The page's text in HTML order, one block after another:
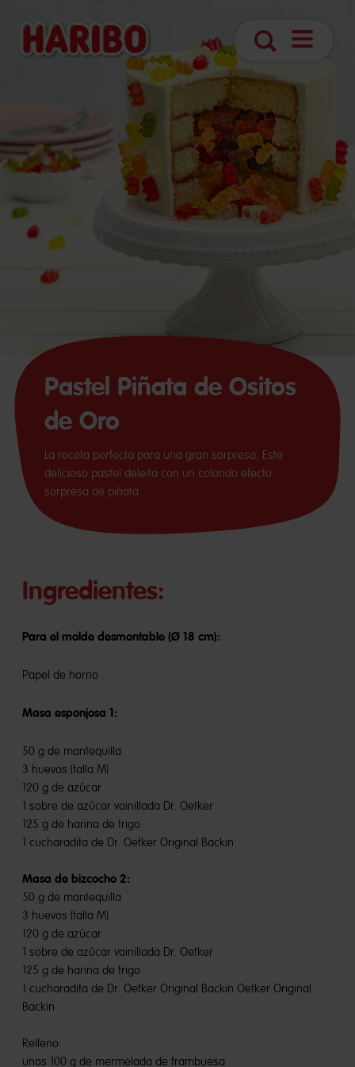
Pastel Piñata de Ositos
de Oro
La receta perfecta para una gran sorpresa. Este
delicioso pastel deleita con un colorido efecto
sorpresa de piñata.
Ingredientes:
Para el molde desmontable (Ø 18 cm):
Papel de horno
Masa esponjosa 1:
50 g de mantequilla
3 huevos (talla M)
120 g de azúcar
1 sobre de azúcar vainillada Dr. Oetker
125 g de harina de trigo
1 cucharadita de Dr. Oetker Original Backin
Masa de bizcocho 2:
50 g de mantequilla
3 huevos (talla M)
120 g de azúcar
1 sobre de azúcar vainillada Dr. Oetker
125 g de harina de trigo
1 cucharadita de Dr. Oetker Original Backin Oetker Original
Backin
Relleno:
unos 100 g de mermelada de frambuesa